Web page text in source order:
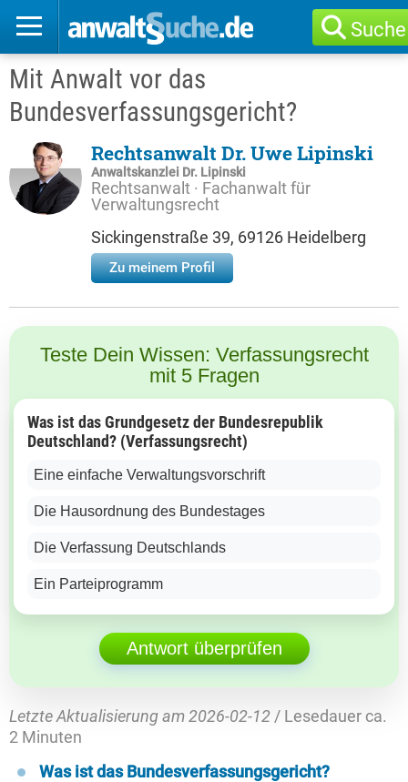
Suche
Mit Anwalt vor das
Bundesverfassungsgericht?
Rechtsanwalt Dr. Uwe Lipinski
Anwaltskanzlei Dr. Lipinski
Rechtsanwalt · Fachanwalt für
Verwaltungsrecht
Sickingenstraße 39, 69126 Heidelberg
Zu meinem Profil
Teste Dein Wissen: Verfassungsrecht
mit 5 Fragen
Was ist das Grundgesetz der Bundesrepublik
Deutschland? (Verfassungsrecht)
Eine einfache Verwaltungsvorschrift
Die Hausordnung des Bundestages
Die Verfassung Deutschlands
Ein Parteiprogramm
Antwort überprüfen
Letzte Aktualisierung am 2026-02-12 / Lesedauer ca.
2 Minuten
Was ist das Bundesverfassungsgericht?